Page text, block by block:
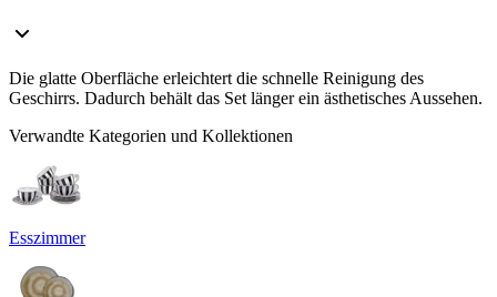
Die glatte Oberfläche erleichtert die schnelle Reinigung des
Geschirrs. Dadurch behält das Set länger ein ästhetisches Aussehen.
Verwandte Kategorien und Kollektionen
Esszimmer